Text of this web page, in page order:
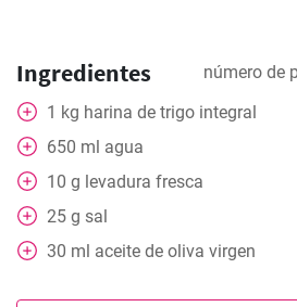
Ingredientes número de
1 kg harina de trigo integral
650 ml agua
10 g levadura fresca
25 g sal
30 ml aceite de oliva virgen